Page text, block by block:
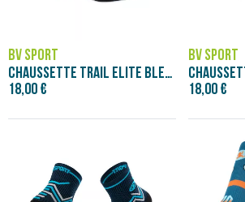
BV SPORT
CHAUSSETTE TRAIL ELITE BLEU/NOIR
18,00 €
BV SPORT
18,00 €